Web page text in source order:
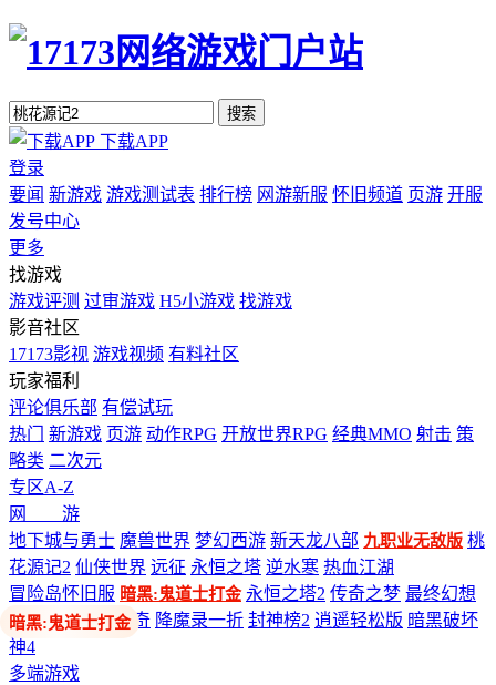
搜索
下载APP
登录
要闻 新游戏 游戏测试表 排行榜 网游新服 怀旧频道 页游 开服
发号中心
更多
找游戏
游戏评测 过审游戏 H5小游戏 找游戏
影音社区
17173影视 游戏视频 有料社区
玩家福利
评论俱乐部 有偿试玩
热门
新游戏 页游 动作RPG 开放世界RPG 经典MMO 射击 策
略类 二次元
专区A-Z
网 游
地下城与勇士 魔兽世界 梦幻西游 新天龙八部 九职业无敌版 桃
花源记2 仙侠世界 远征 永恒之塔 逆水寒 热血江湖
冒险岛怀旧服 暗黑:鬼道士打金 永恒之塔2 传奇之梦 最终幻想
14 剑网3 热血传奇 降魔录一折 封神榜2 逍遥轻松版 暗黑破坏
神4
多端游戏